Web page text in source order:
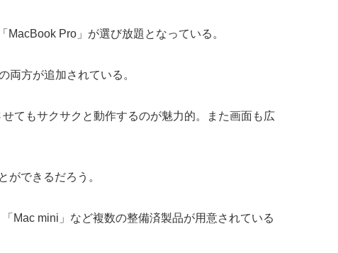
Pro」が選び放題となっている。
両方が追加されている。
てもサクサクと動作するのが魅力的。また画面も広
ができるだろう。
Mac mini」など複数の整備済製品が用意されている